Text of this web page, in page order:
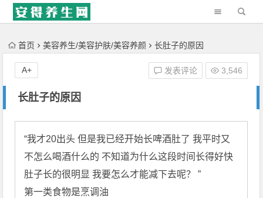
'); })();
首页 美容养生/美容护肤/美容养颜 长肚子的原因
长肚子的原因
发表评论 3,546
A+
“我才20出头 但是我已经开始长啤酒肚了 我平时又
不怎么喝酒什么的 不知道为什么这段时间长得好快
肚子长的很明显 我要怎么才能减下去呢？ ”
第一类食物是烹调油